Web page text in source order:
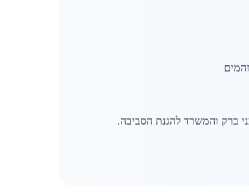
ברק והמשרד להגנת הסביבה.